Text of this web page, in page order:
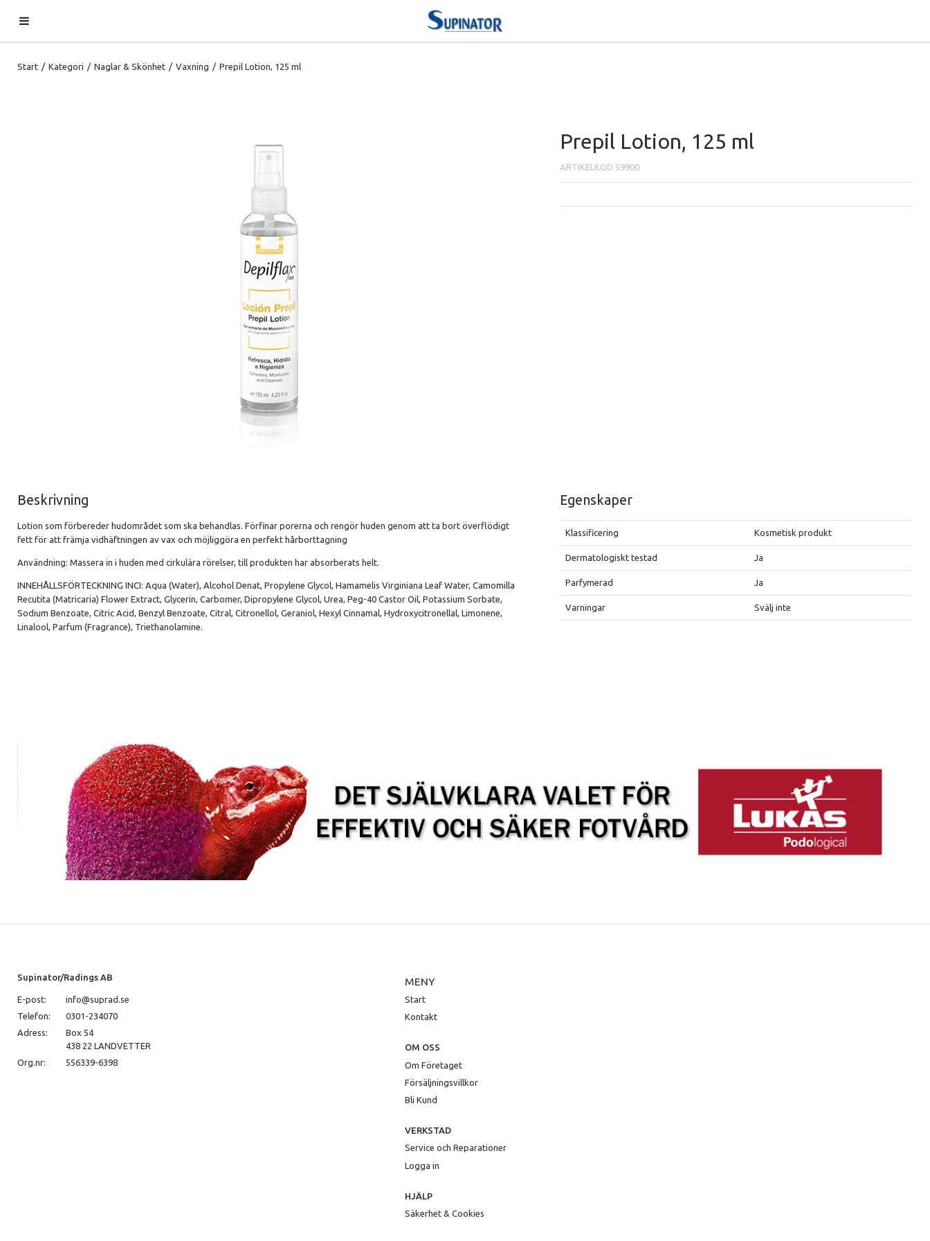
Start / Kategori / Naglar & Skönhet / Vaxning / Prepil Lotion, 125 ml
Prepil Lotion, 125 ml
ARTIKELKOD 59900
Beskrivning
Lotion som förbereder hudområdet som ska behandlas. Förfinar porerna och rengör huden genom att ta bort överflödigt
fett för att främja vidhäftningen av vax och möjliggöra en perfekt hårborttagning
Användning: Massera in i huden med cirkulära rörelser, till produkten har absorberats helt.
INNEHÅLLSFÖRTECKNING INCI: Aqua (Water), Alcohol Denat, Propylene Glycol, Hamamelis Virginiana Leaf Water, Camomilla
Recutita (Matricaria) Flower Extract, Glycerin, Carbomer, Dipropylene Glycol, Urea, Peg-40 Castor Oil, Potassium Sorbate,
Sodium Benzoate, Citric Acid, Benzyl Benzoate, Citral, Citronellol, Geraniol, Hexyl Cinnamal, Hydroxycitronellal, Limonene,
Linalool, Parfum (Fragrance), Triethanolamine.
Egenskaper
Klassificering Kosmetisk produkt
Dermatologiskt testad Ja
Parfymerad Ja
Varningar Svälj inte
Supinator/Radings AB
E-post:
info@suprad.se
Telefon:
0301-234070
Adress:
Box 54
438 22 LANDVETTER
Org.nr:
556339-6398
MENY
Start
Kontakt
OM OSS
Om Företaget
Försäljningsvillkor
Bli Kund
VERKSTAD
Service och Reparationer
Logga in
HJÄLP
Säkerhet & Cookies